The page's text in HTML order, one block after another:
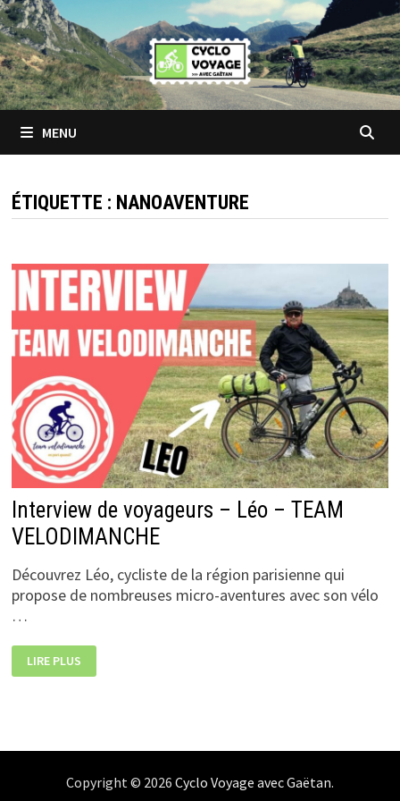
Passer
au
contenu
MENU
ÉTIQUETTE : NANOAVENTURE
Interview de voyageurs – Léo – TEAM
VELODIMANCHE
Découvrez Léo, cycliste de la région parisienne qui
propose de nombreuses micro-aventures avec son vélo
…
INTERVIEW
DE
VOYAGEURS
LIRE PLUS
Copyright © 2026 Cyclo Voyage avec Gaëtan.